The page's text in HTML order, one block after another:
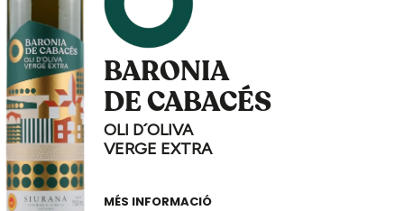
BARONIA
DE CABACÉS
OLI D´OLIVA
VERGE EXTRA
MÉS INFORMACIÓ